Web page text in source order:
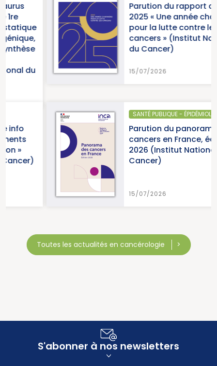
Parution du rapport d’activité
2025 « Une année charnière
pour la lutte contre les
cancers » (Institut National
du Cancer)
15/07/2026
SANTÉ PUBLIQUE - ÉPIDÉMIOLOGIE
Parution du panorama des
cancers en France, édition
2026 (Institut National du
Cancer)
15/07/2026
Toutes les actualités en cancérologie
S'abonner à nos newsletters